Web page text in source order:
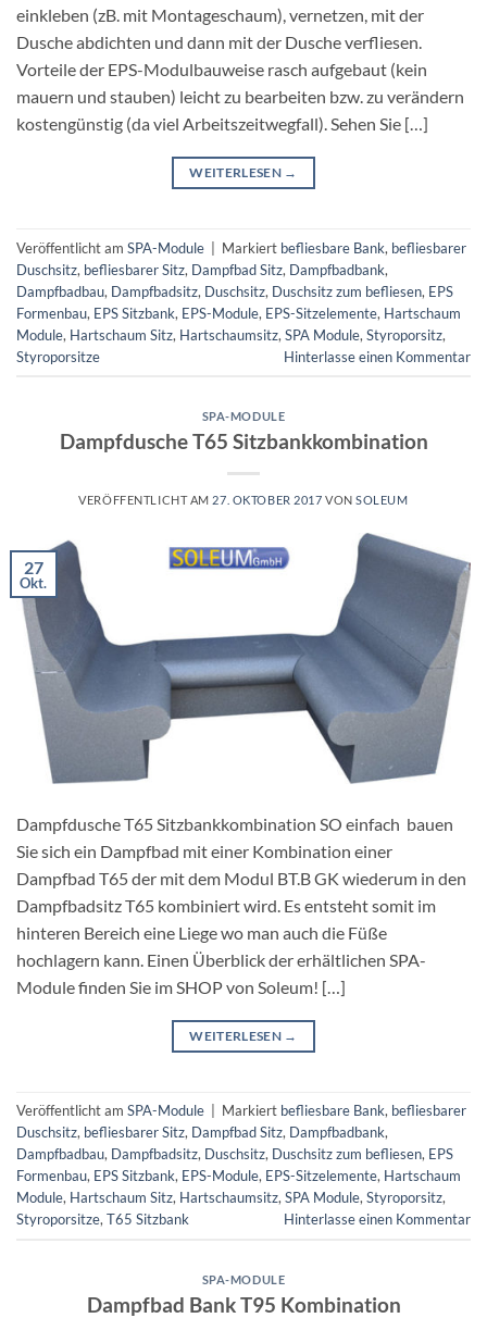
einkleben (zB. mit Montageschaum), vernetzen, mit der
Dusche abdichten und dann mit der Dusche verfliesen.
Vorteile der EPS-Modulbauweise rasch aufgebaut (kein
mauern und stauben) leicht zu bearbeiten bzw. zu verändern
kostengünstig (da viel Arbeitszeitwegfall). Sehen Sie […]
WEITERLESEN →
Veröffentlicht am SPA-Module | Markiert befliesbare Bank, befliesbarer
Duschsitz, befliesbarer Sitz, Dampfbad Sitz, Dampfbadbank,
Dampfbadbau, Dampfbadsitz, Duschsitz, Duschsitz zum befliesen, EPS
Formenbau, EPS Sitzbank, EPS-Module, EPS-Sitzelemente, Hartschaum
Module, Hartschaum Sitz, Hartschaumsitz, SPA Module, Styroporsitz,
Styroporsitze
Hinterlasse einen Kommentar
SPA-MODULE
Dampfdusche T65 Sitzbankkombination
VERÖFFENTLICHT AM 27. OKTOBER 2017 VONSOLEUM
27
Okt.
Dampfdusche T65 Sitzbankkombination SO einfach bauen
Sie sich ein Dampfbad mit einer Kombination einer
Dampfbad T65 der mit dem Modul BT.B GK wiederum in den
Dampfbadsitz T65 kombiniert wird. Es entsteht somit im
hinteren Bereich eine Liege wo man auch die Füße
hochlagern kann. Einen Überblick der erhältlichen SPA-
Module finden Sie im SHOP von Soleum! […]
WEITERLESEN →
Veröffentlicht am SPA-Module Markiert befliesbare Bank, befliesbarer
Duschsitz, befliesbarer Sitz, Dampfbad Sitz, Dampfbadbank,
Dampfbadbau, Dampfbadsitz, Duschsitz, Duschsitz zum befliesen, EPS
Formenbau, EPS Sitzbank, EPS-Module, EPS-Sitzelemente, Hartschaum
Module, Hartschaum Sitz, Hartschaumsitz,SPA Module,Styroporsitz,
Styroporsitze,T65 Sitzbank Hinterlasse einen Kommentar
SPA-MODULE
Dampfbad Bank T95 Kombination